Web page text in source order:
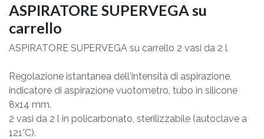
ASPIRATORE SUPERVEGA su
carrello
ASPIRATORE SUPERVEGA su carrello 2 vasi da 2 l
Regolazione istantanea dell'intensità di aspirazione,
indicatore di aspirazione vuotometro, tubo in silicone
8x14 mm.
2 vasi da 2 l in policarbonato, sterilizzabile (autoclave a
121°C).